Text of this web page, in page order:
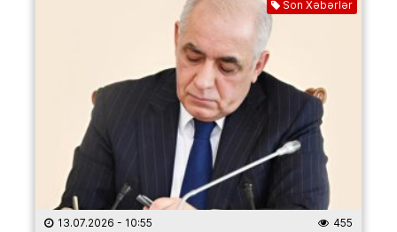
Son Xəbərlər
13.07.2026 - 10:55 455